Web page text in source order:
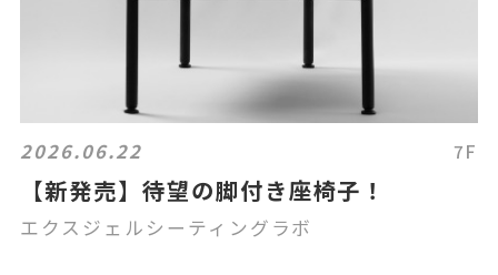
2026.06.22 7F
【新発売】待望の脚付き座椅子！
エクスジェルシーティングラボ